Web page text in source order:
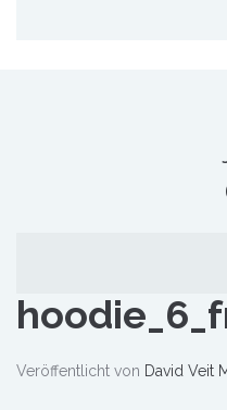
Veröffentlicht von David Veit